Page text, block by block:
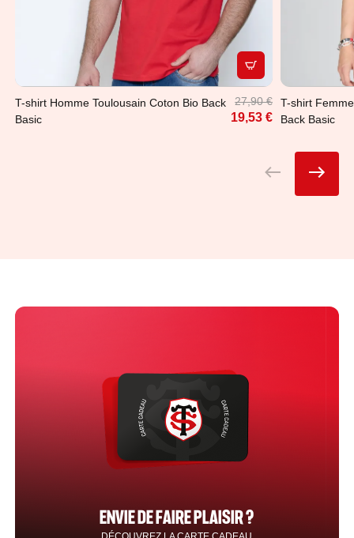
APERÇU RAPIDE
T-shirt Homme Toulousain Coton Bio Back
Basic
27,90 €
19,53 €
T-shirt
Back Basic
ENVIE DE FAIRE PLAISIR ?